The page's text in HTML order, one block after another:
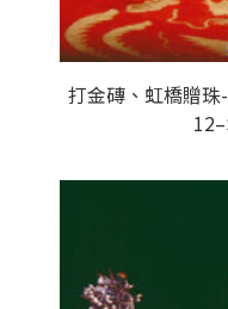
打金磚、虹橋贈珠